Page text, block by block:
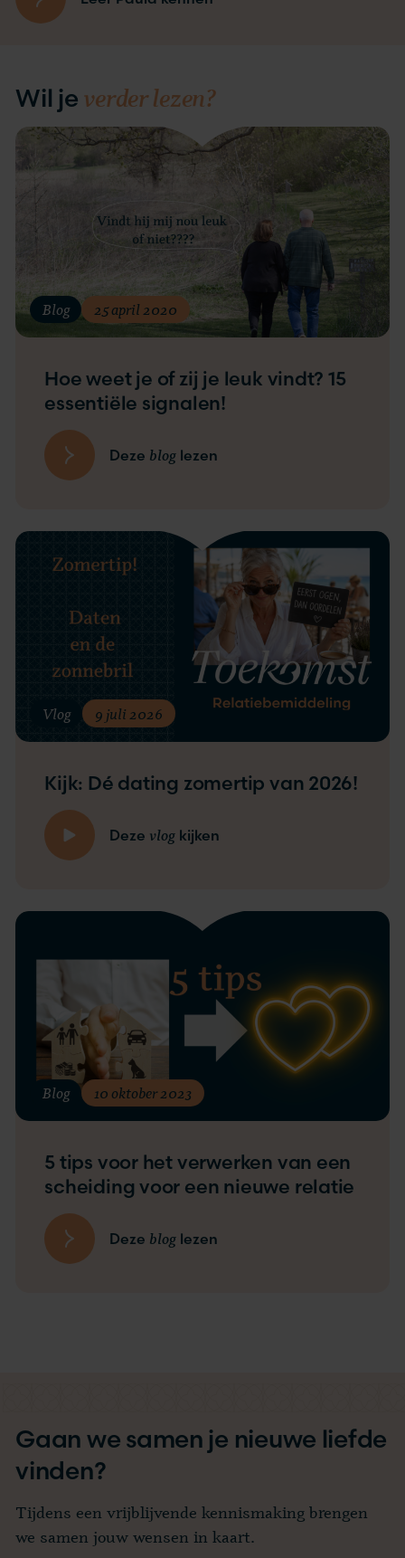
Wil je verder lezen?
Blog 25 april 2020
Hoe weet je of zij je leuk vindt? 15
essentiële signalen!
Deze blog lezen
Vlog 9 juli 2026
Kijk: Dé dating zomertip van 2026!
Deze vlog kijken
Blog 10 oktober 2023
5 tips voor het verwerken van een
scheiding voor een nieuwe relatie
Deze blog lezen
Gaan we samen je nieuwe liefde
vinden?
Tijdens een vrijblijvende kennismaking brengen
we samen jouw wensen in kaart.